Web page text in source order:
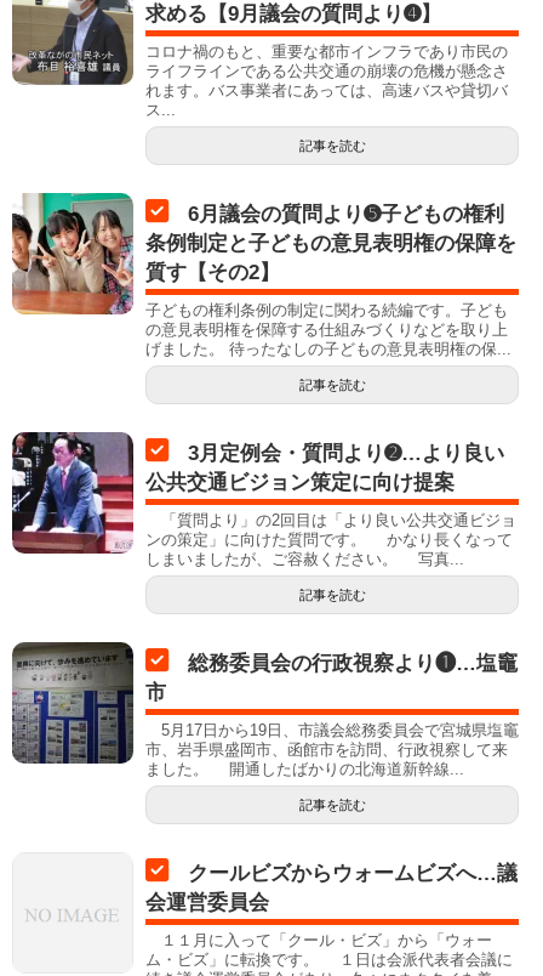
求める【9月議会の質問より➍】
コロナ禍のもと、重要な都市インフラであり市民の
ライフラインである公共交通の崩壊の危機が懸念さ
れます。バス事業者にあっては、高速バスや貸切バ
ス...
記事を読む
6月議会の質問より➎子どもの権利
条例制定と子どもの意見表明権の保障を
質す【その2】
子どもの権利条例の制定に関わる続編です。子ども
の意見表明権を保障する仕組みづくりなどを取り上
げました。 待ったなしの子どもの意見表明権の保...
記事を読む
3月定例会・質問より➋…より良い
公共交通ビジョン策定に向け提案
「質問より」の2回目は「より良い公共交通ビジョ
ンの策定」に向けた質問です。 かなり長くなって
しまいましたが、ご容赦ください。 写真...
記事を読む
総務委員会の行政視察より❶…塩竈
市
5月17日から19日、市議会総務委員会で宮城県塩竈
市、岩手県盛岡市、函館市を訪問、行政視察して来
ました。 開通したばかりの北海道新幹線...
記事を読む
クールビズからウォームビズへ…議
会運営委員会
１１月に入って「クール・ビズ」から「ウォー
ム・ビズ」に転換です。 １日は会派代表者会議に